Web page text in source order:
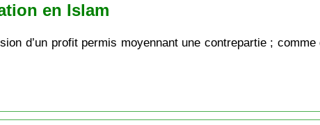
en Islam
d’un profit permis moyennant une contrepartie ;